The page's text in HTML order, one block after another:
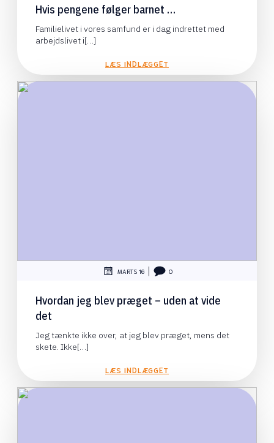
Hvis pengene følger barnet …
Familielivet i vores samfund er i dag indrettet med
arbejdslivet i[…]
LÆS INDLÆGGET
MARTS 16 0
Hvordan jeg blev præget – uden at vide
det
Jeg tænkte ikke over, at jeg blev præget, mens det
skete. Ikke[…]
LÆS INDLÆGGET